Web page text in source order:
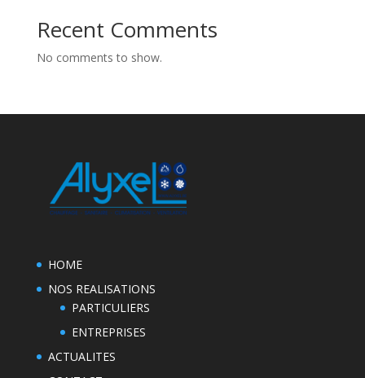
Recent Comments
No comments to show.
HOME
NOS REALISATIONS
PARTICULIERS
ENTREPRISES
ACTUALITES